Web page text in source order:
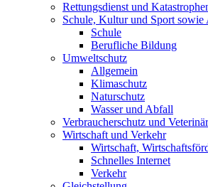
Rettungsdienst und
Schule, Kultur und Sport
Schule
Berufliche Bildung
Umweltschutz
Allgemein
Klimaschutz
Naturschutz
Wasser und Abfall
Verbraucherschutz und
Wirtschaft und Verkehr
Wirtschaft,
Schnelles Internet
Verkehr